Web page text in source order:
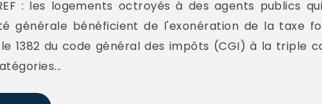
: les logements octroyés à des agents publics
générale bénéficient de l'exonération de la taxe
1382 du code général des impôts (CGI) à la triple